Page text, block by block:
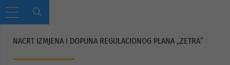
NACRT IZMJENA I DOPUNA REGULACIONOG PLANA „ZETRA“